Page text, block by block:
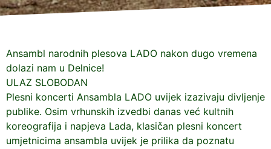
Ansambl narodnih plesova LADO nakon dugo vremena
dolazi nam u Delnice!
ULAZ SLOBODAN
Plesni koncerti Ansambla LADO uvijek izazivaju divljenje
publike. Osim vrhunskih izvedbi danas već kultnih
koreografija i napjeva Lada, klasičan plesni koncert
umjetnicima ansambla uvijek je prilika da poznatu